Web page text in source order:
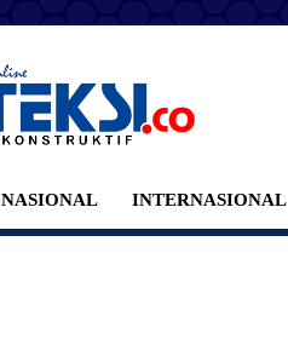
NASIONAL INTERNASIONAL